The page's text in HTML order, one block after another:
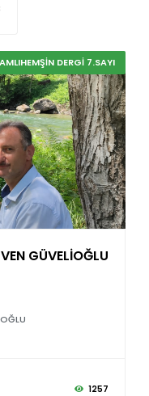
DERGİ 7.SAYI
GÜVELİOĞLU
1257